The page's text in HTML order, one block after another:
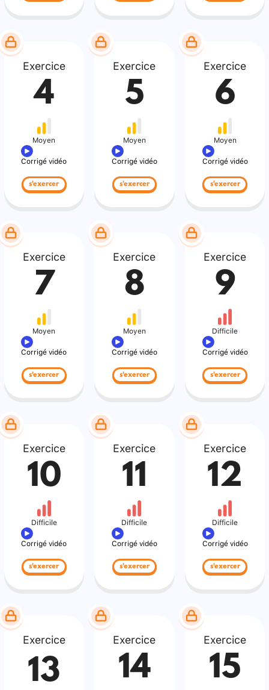
Exercice
4
Moyen
Corrigé vidéo
s'exercer
Exercice
5
Moyen
Corrigé vidéo
s'exercer
Exercice
6
Moyen
Corrigé vidéo
s'exercer
Exercice
7
Moyen
Corrigé vidéo
s'exercer
Exercice
8
Moyen
Corrigé vidéo
s'exercer
Exercice
9
Difficile
Corrigé vidéo
s'exercer
Exercice
10
Difficile
Corrigé vidéo
s'exercer
Exercice
11
Difficile
Corrigé vidéo
s'exercer
Exercice
12
Difficile
Corrigé vidéo
s'exercer
Exercice
13
Exercice
14
Exercice
15